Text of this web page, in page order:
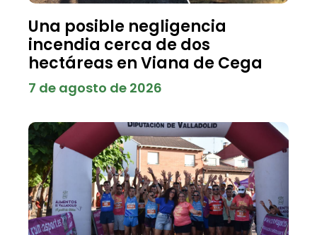
Una posible negligencia
incendia cerca de dos
hectáreas en Viana de Cega
7 de agosto de 2026